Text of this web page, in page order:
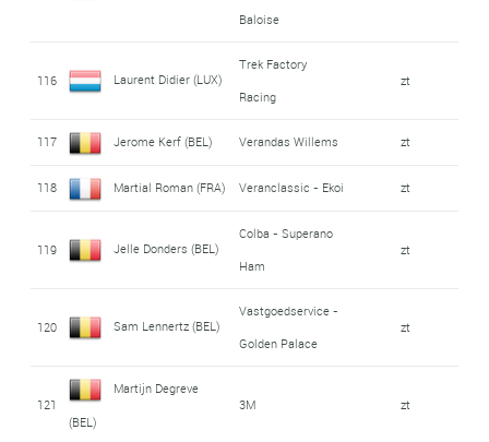
Baloise
116 Laurent Didier (LUX)
Trek Factory
Racing
zt
117 Jerome Kerf (BEL) Verandas Willems zt
118 Martial Roman (FRA) Veranclassic - Ekoi zt
119 Jelle Donders (BEL)
Colba - Superano
Ham
zt
120 Sam Lennertz (BEL)
Vastgoedservice -
Golden Palace
zt
121
Martijn Degreve
(BEL)
3M zt